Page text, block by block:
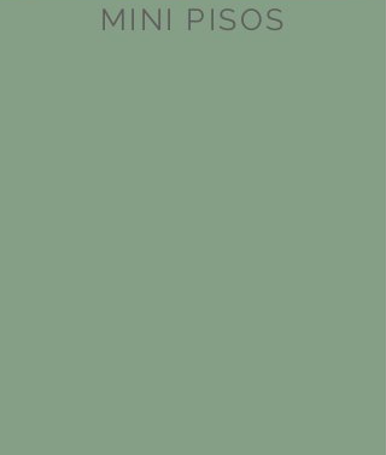
MINI PISOS